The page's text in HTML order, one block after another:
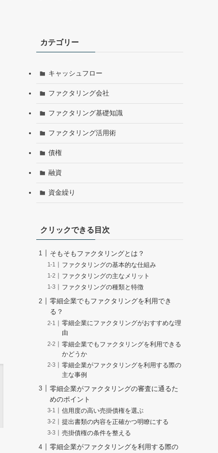
カテゴリー
キャッシュフロー
ファクタリング会社
ファクタリング基礎知識
ファクタリング活用術
債権
融資
資金繰り
クリックできる目次
そもそもファクタリングとは？
ファクタリングの基本的な仕組み
ファクタリングの主なメリット
ファクタリングの種類と特徴
零細企業でもファクタリングを利用でき
る？
零細企業にファクタリングがおすすめな理
由
零細企業でもファクタリングを利用できる
かどうか
零細企業がファクタリングを利用する際の
主な事例
零細企業がファクタリングの審査に通るた
めのポイント
信用度の高い売掛債権を選ぶ
提出書類の内容を正確かつ明瞭にする
売掛債権の条件を整える
零細企業がファクタリングを利用する際の